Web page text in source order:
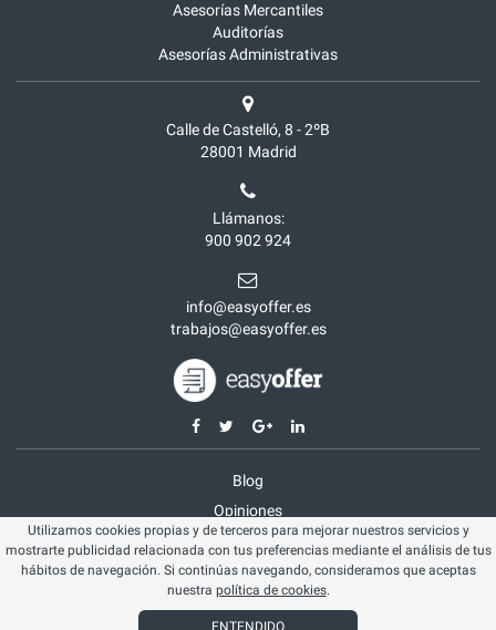
Asesorías Mercantiles
Auditorías
Asesorías Administrativas
Calle de Castelló, 8 - 2ºB
28001 Madrid
Llámanos:
900 902 924
info@easyoffer.es
trabajos@easyoffer.es
Blog
Opiniones
Aviso legal
Política cookies
© Easyoffer 2026. Todos los derechos reservados
Utilizamos cookies propias y de terceros para mejorar nuestros servicios y
mostrarte publicidad relacionada con tus preferencias mediante el análisis de tus
hábitos de navegación. Si continúas navegando, consideramos que aceptas
nuestra política de cookies.
ENTENDIDO